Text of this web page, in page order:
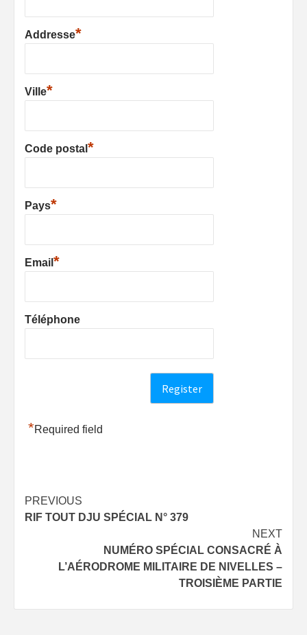
Addresse*
Ville*
Code postal *
Pays*
Email *
Téléphone
*Required field
Post
navigation
PREVIOUS
RIF TOUT DJU SPÉCIAL N° 379
NEXT
NUMÉRO SPÉCIAL CONSACRÉ À
L’AÉRODROME MILITAIRE DE NIVELLES –
TROISIÈME PARTIE